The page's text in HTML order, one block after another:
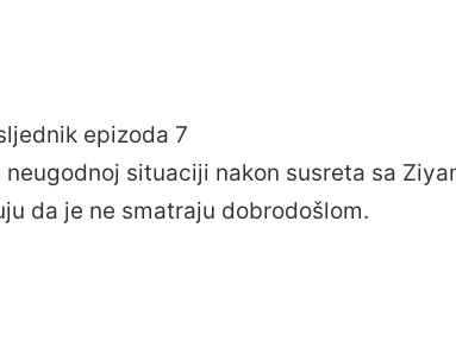
epizoda 7
neugodnoj situaciji nakon susreta sa
da je ne smatraju dobrodošlom.